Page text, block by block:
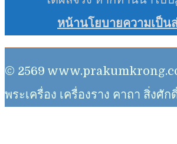
หน้านโยบายความเป็น
© 2569
พระเครื่อง เครื่องราง คาถา สิ่งศัก